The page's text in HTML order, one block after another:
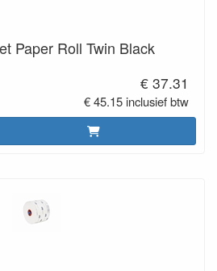
Paper Roll Twin Black
€ 37.31
€ 45.15 inclusief btw